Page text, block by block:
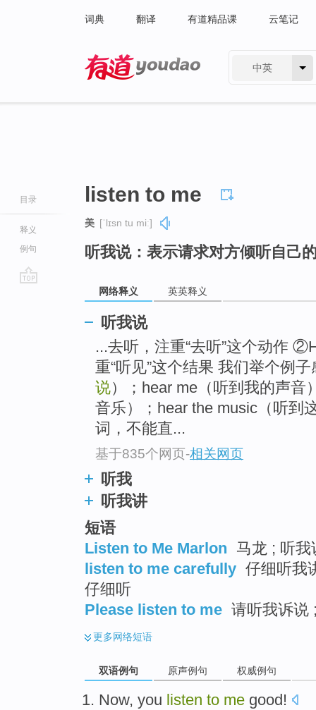
词典 翻译 有道精品课 云笔记
中英
目录
释义
例句
listen to me
美 [ˈlɪsn tu miː]
听我说：表示请求对方倾听自己
网络释义 英英释义
听我说
...去听，注重“去听”这个动作
重“听见”这个结果 我们举个例
说）；hear me（听到我的声音
音乐）；hear the music（听到
词，不能直...
基于835个网页-相关网页
听我
听我讲
短语
Listen to Me Marlon 马龙 ; 听我
listen to me carefully 仔细听我
仔细听
Please listen to me 请听我诉说
更多网络短语
双语例句 原声例句 权威例句
Now, you listen to me good!